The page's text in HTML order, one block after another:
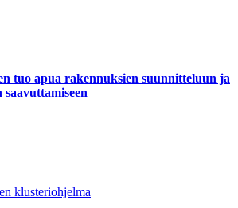
tuo apua rakennuksien suunnitteluun ja
klusteriohjelma